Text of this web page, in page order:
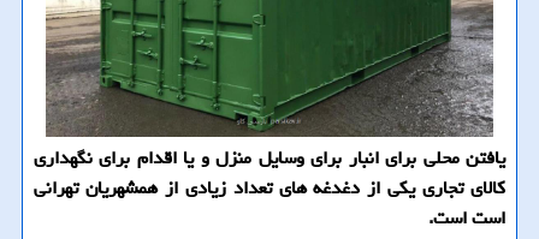
یافتن محلی برای انبار برای وسایل منزل و یا اقدام برای نگهداری
كالای تجاری یكی از دغدغه های تعداد زیادی از همشهریان تهرانی
است است.